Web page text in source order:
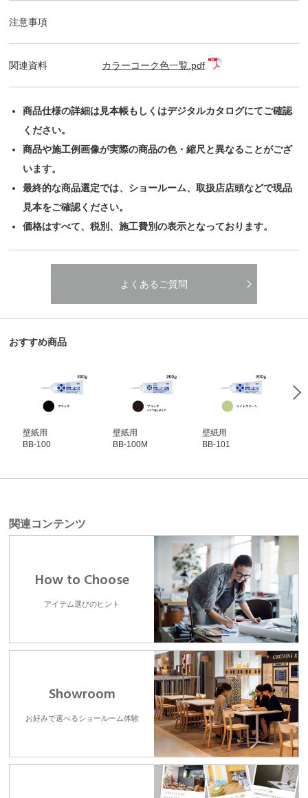
注意事項
関連資料 カラーコーク色一覧.pdf
商品仕様の詳細は見本帳もしくはデジタルカタログにてご確認
ください。
商品や施工例画像が実際の商品の色・縮尺と異なることがござ
います。
最終的な商品選定では、ショールーム、取扱店店頭などで現品
見本をご確認ください。
価格はすべて、税別、施工費別の表示となっております。
よくあるご質問
おすすめ商品
壁紙用
BB-100
壁紙用
BB-100M
壁紙用
BB-101
関連コンテンツ
How to Choose
アイテム選びのヒント
Showroom
お好みで選べるショールーム体験